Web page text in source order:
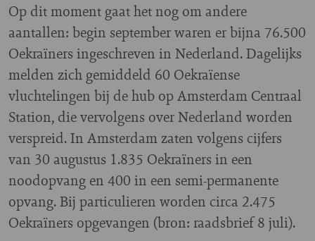
Op dit moment gaat het nog om andere
aantallen: begin september waren er bijna 76.500
Oekraïners ingeschreven in Nederland. Dagelijks
melden zich gemiddeld 60 Oekraïense
vluchtelingen bij de hub op Amsterdam Centraal
Station, die vervolgens over Nederland worden
verspreid. In Amsterdam zaten volgens cijfers
van 30 augustus 1.835 Oekraïners in een
noodopvang en 400 in een semi-permanente
opvang. Bij particulieren worden circa 2.475
Oekraïners opgevangen (bron: raadsbrief 8 juli).